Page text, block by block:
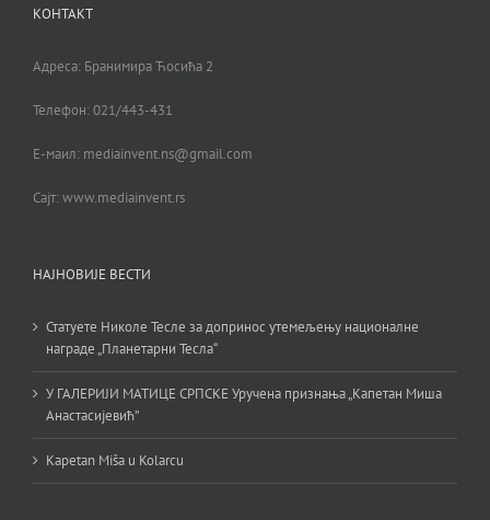
КОНТАКТ
Адреса: Бранимира Ћосића 2
Телефон: 021/443-431
Е-маил: mediainvent.ns@gmail.com
Сајт: www.mediainvent.rs
НАЈНОВИЈЕ ВЕСТИ
Статуете Николе Тесле за допринос утемељењу националне
награде „Планетарни Тесла“
У ГАЛЕРИЈИ МАТИЦЕ СРПСКЕ Уручена признања „Капетан Миша
Анастасијевић”
Kapetan Miša u Kolarcu